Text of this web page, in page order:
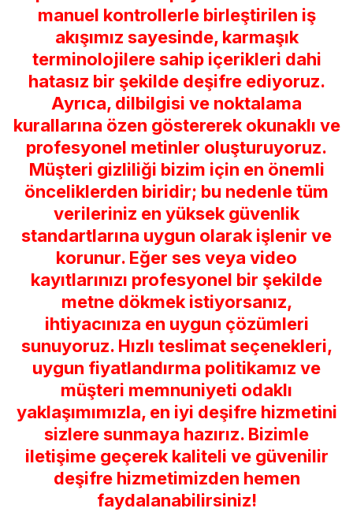
manuel kontrollerle birleştirilen iş
akışımız sayesinde, karmaşık
terminolojilere sahip içerikleri dahi
hatasız bir şekilde deşifre ediyoruz.
Ayrıca, dilbilgisi ve noktalama
kurallarına özen göstererek okunaklı ve
profesyonel metinler oluşturuyoruz.
Müşteri gizliliği bizim için en önemli
önceliklerden biridir; bu nedenle tüm
verileriniz en yüksek güvenlik
standartlarına uygun olarak işlenir ve
korunur. Eğer ses veya video
kayıtlarınızı profesyonel bir şekilde
metne dökmek istiyorsanız,
ihtiyacınıza en uygun çözümleri
sunuyoruz. Hızlı teslimat seçenekleri,
uygun fiyatlandırma politikamız ve
müşteri memnuniyeti odaklı
yaklaşımımızla, en iyi deşifre hizmetini
sizlere sunmaya hazırız. Bizimle
iletişime geçerek kaliteli ve güvenilir
deşifre hizmetimizden hemen
faydalanabilirsiniz!